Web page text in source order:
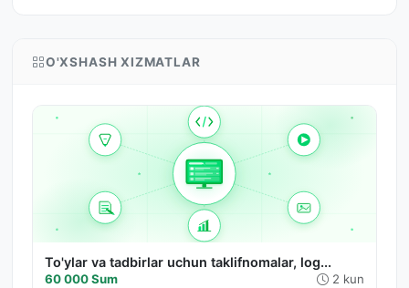
O'XSHASH XIZMATLAR
To'ylar va tadbirlar uchun taklifnomalar, log...
60 000 Sum 2 kun